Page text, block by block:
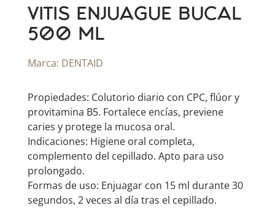
VITIS ENJUAGUE BUCAL
500 ML
Marca: DENTAID
Propiedades: Colutorio diario con CPC, flúor y
provitamina B5. Fortalece encías, previene
caries y protege la mucosa oral.
Indicaciones: Higiene oral completa,
complemento del cepillado. Apto para uso
prolongado.
Formas de uso: Enjuagar con 15 ml durante 30
segundos, 2 veces al día tras el cepillado.